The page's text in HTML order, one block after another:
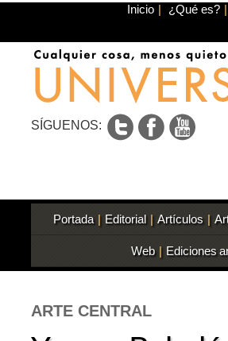
Inicio | ¿Qué es? |
SÍGUENOS:
Portada | Editorial | Artículos |
Web | Ediciones
ARTE CENTRAL